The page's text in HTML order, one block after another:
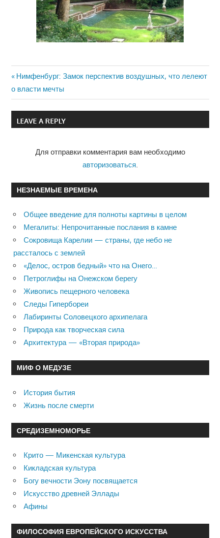
Навигация
по
записям
Previous
Post:
Нимфенбург: Замок перспектив воздушных, что лелеют
о власти мечты
LEAVE A REPLY
Для отправки комментария вам необходимо
авторизоваться.
НЕЗНАЕМЫЕ ВРЕМЕНА
Общее введение для полноты картины в целом
Мегалиты: Непрочитанные послания в камне
Сокровища Карелии — страны, где небо не
рассталось с землей
«Делос, остров бедный» что на Онего…
Петроглифы на Онежском берегу
Живопись пещерного человека
Следы Гипербореи
Лабиринты Соловецкого архипелага
Природа как творческая сила
Архитектура — «Вторая природа»
МИФ О МЕДУЗЕ
История бытия
Жизнь после смерти
СРЕДИЗЕМНОМОРЬЕ
Крито — Микенская культура
Кикладская культура
Богу вечности Эону посвящается
Искусство древней Эллады
Афины
ФИЛОСОФИЯ ЕВРОПЕЙСКОГО ИСКУССТВА